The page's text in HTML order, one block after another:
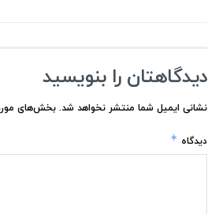
دیدگاهتان را بنویسید
نشانی ایمیل شما منتشر نخواهد شد. بخش‌های
دیدگاه *